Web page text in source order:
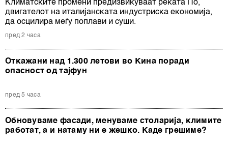
ја повлечете без негативни последици.
Климатските промени предизвикуваат реката По,
двигателот на италијанската индустриска економија,
да осцилира меѓу поплави и суши.
пред 2 часа
Откажани над 1.300 летови во Кина поради
опасност од тајфун
пред 5 часа
Обновуваме фасади, менуваме столарија, климите
работат, а и натаму ни е жешко. Каде грешиме?